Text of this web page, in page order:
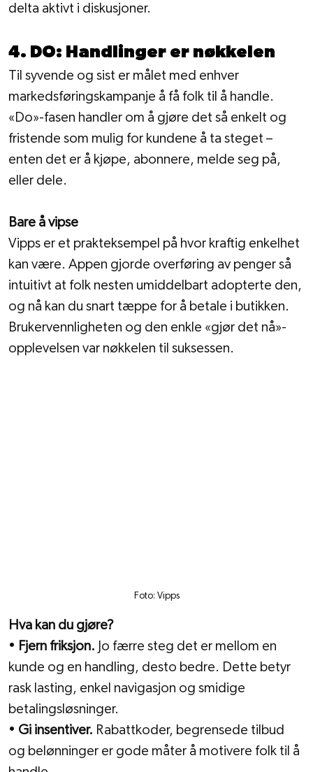
delta aktivt i diskusjoner.
4. DO: Handlinger er nøkkelen
Til syvende og sist er målet med enhver
markedsføringskampanje å få folk til å handle.
«Do»-fasen handler om å gjøre det så enkelt og
fristende som mulig for kundene å ta steget –
enten det er å kjøpe, abonnere, melde seg på,
eller dele.
Bare å vipse
Vipps er et prakteksempel på hvor kraftig enkelhet
kan være. Appen gjorde overføring av penger så
intuitivt at folk nesten umiddelbart adopterte den,
og nå kan du snart tæppe for å betale i butikken.
Brukervennligheten og den enkle «gjør det nå»-
opplevelsen var nøkkelen til suksessen.
Foto: Vipps
Hva kan du gjøre?
• Fjern friksjon. Jo færre steg det er mellom en
kunde og en handling, desto bedre. Dette betyr
rask lasting, enkel navigasjon og smidige
betalingsløsninger.
• Gi insentiver. Rabattkoder, begrensede tilbud
og belønninger er gode måter å motivere folk til å